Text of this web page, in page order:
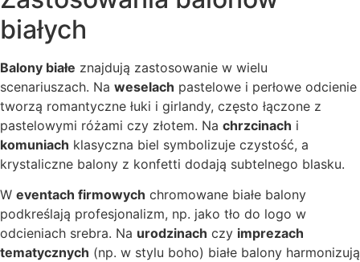
białych
Balony białe znajdują zastosowanie w wielu
scenariuszach. Na weselach pastelowe i perłowe odcienie
tworzą romantyczne łuki i girlandy, często łączone z
pastelowymi różami czy złotem. Na chrzcinach i
komuniach klasyczna biel symbolizuje czystość, a
krystaliczne balony z konfetti dodają subtelnego blasku.
W eventach firmowych chromowane białe balony
podkreślają profesjonalizm, np. jako tło do logo w
odcieniach srebra. Na urodzinach czy imprezach
tematycznych (np. w stylu boho) białe balony harmonizują